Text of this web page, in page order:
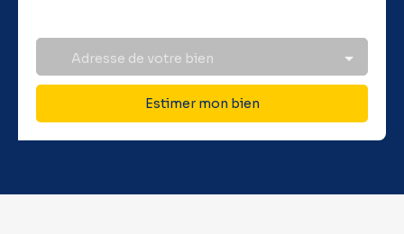
Adresse de votre bien
Estimer mon bien